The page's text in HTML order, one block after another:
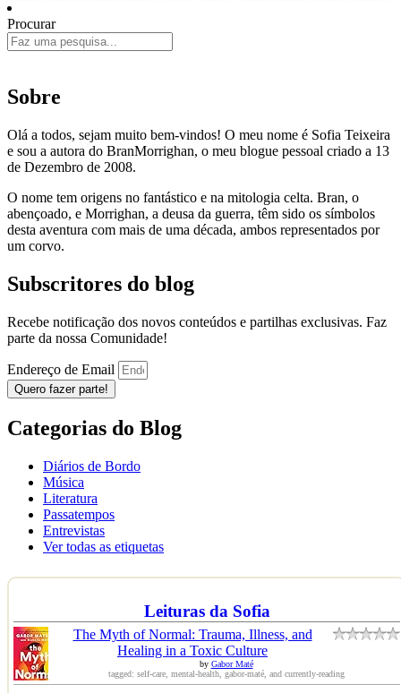
Procurar
Sobre
Olá a todos, sejam muito bem-vindos! O meu nome é Sofia Teixeira
e sou a autora do BranMorrighan, o meu blogue pessoal criado a 13
de Dezembro de 2008.
O nome tem origens no fantástico e na mitologia celta. Bran, o
abençoado, e Morrighan, a deusa da guerra, têm sido os símbolos
desta aventura com mais de uma década, ambos representados por
um corvo.
Subscritores do blog
Recebe notificação dos novos conteúdos e partilhas exclusivas. Faz
parte da nossa Comunidade!
Endereço de Email
Quero fazer parte!
Categorias do Blog
Diários de Bordo
Música
Literatura
Passatempos
Entrevistas
Ver todas as etiquetas
Leituras da Sofia
The Myth of Normal: Trauma, Illness, and
Healing in a Toxic Culture
by Gabor Maté
tagged: self-care, mental-health, gabor-maté, and currently-reading